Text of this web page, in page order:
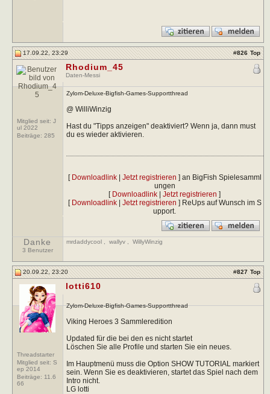
17.09.22, 23:29 #826 Top
Mitglied seit: J
ul 2022
Beiträge: 285
Rhodium_45
Daten-Messi
Zylom-Deluxe-Bigfish-Games-Supportthread
@ WilliWinzig
Hast du "Tipps anzeigen" deaktiviert? Wenn ja, dann must
du es wieder aktivieren.
[ Downloadlink| Jetzt registrieren ] an BigFish Spielesamml
ungen
[ Downloadlink |Jetzt registrieren ]
[ Downloadlink| Jetzt registrieren ] ReUps auf Wunsch im S
upport.
Danke
3 Benutzer
mrdaddycool wallyv WillyWinzig
20.09.22, 23:20 #827 Top
Threadstarter
Mitglied seit: S
ep 2014
Beiträge: 11.6
66
lotti610
Zylom-Deluxe-Bigfish-Games-Supportthread
Viking Heroes 3 Sammleredition
Updated für die bei den es nicht startet
Löschen Sie alle Profile und starten Sie ein neues.
Im Hauptmenü muss die Option SHOW TUTORIAL markiert
sein. Wenn Sie es deaktivieren, startet das Spiel nach dem
Intro nicht.
LG lotti